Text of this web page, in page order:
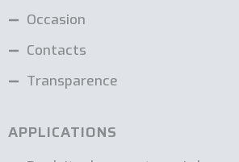
Occasion
Contacts
Transparence
APPLICATIONS